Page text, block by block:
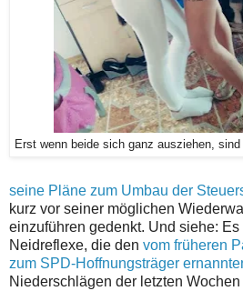
Erst wenn beide sich ganz ausziehen,
seine Pläne zum Umbau der
kurz vor seiner möglichen
einzuführen gedenkt. Und siehe:
Neidreflexe, die den vom früheren
zum SPD-Hoffnungsträger
Niederschlägen der letzten